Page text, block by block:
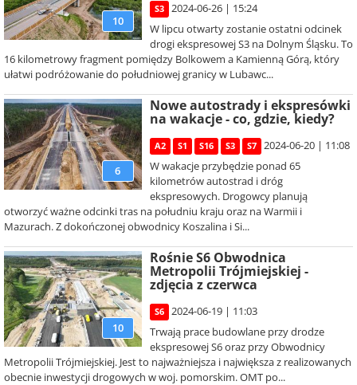
10
S3
2024-06-26 | 15:24
W lipcu otwarty zostanie ostatni odcinek
drogi ekspresowej S3 na Dolnym Śląsku. To
16 kilometrowy fragment pomiędzy Bolkowem a Kamienną Górą, który
ułatwi podróżowanie do południowej granicy w Lubawc...
6
Nowe autostrady i ekspresówki
na wakacje - co, gdzie, kiedy?
A2 S1 S16 S3 S7
2024-06-20 | 11:08
W wakacje przybędzie ponad 65
kilometrów autostrad i dróg
ekspresowych. Drogowcy planują
otworzyć ważne odcinki tras na południu kraju oraz na Warmii i
Mazurach. Z dokończonej obwodnicy Koszalina i Si...
10
Rośnie S6 Obwodnica
Metropolii Trójmiejskiej -
zdjęcia z czerwca
S6
2024-06-19 | 11:03
Trwają prace budowlane przy drodze
ekspresowej S6 oraz przy Obwodnicy
Metropolii Trójmiejskiej. Jest to najważniejsza i największa z realizowanych
obecnie inwestycji drogowych w woj. pomorskim. OMT po...